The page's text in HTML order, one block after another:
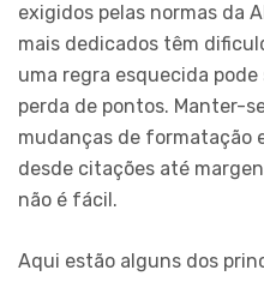
exigidos pelas normas da
mais dedicados têm
uma regra esquecida
perda de pontos. Manter-
mudanças de formatação
desde citações até
não é fácil.
Aqui estão alguns dos